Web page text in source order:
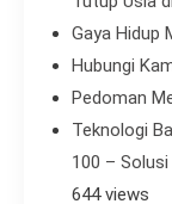
Gaya Hidup
Hubungi
Pedoman
Teknologi
100 –
644 views